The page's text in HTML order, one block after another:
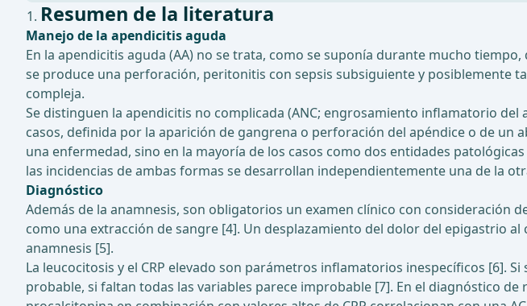
Resumen de la literatura
Manejo de la apendicitis aguda
En la apendicitis aguda (AA) no se trata, como se suponía durante mucho
se produce una perforación, peritonitis con sepsis subsiguiente y posiblemente
compleja.
Se distinguen la apendicitis no complicada (ANC; engrosamiento inflamatorio
casos, definida por la aparición de gangrena o perforación del apéndice o de un
una enfermedad, sino en la mayoría de los casos como dos entidades
las incidencias de ambas formas se desarrollan independientemente una de la
Diagnóstico
Además de la anamnesis, son obligatorios un examen clínico con consideración
como una extracción de sangre [4]. Un desplazamiento del dolor del epigastrio
anamnesis [5].
La leucocitosis y el CRP elevado son parámetros inflamatorios inespecíficos [6].
probable, si faltan todas las variables parece improbable [7]. En el diagnóstico